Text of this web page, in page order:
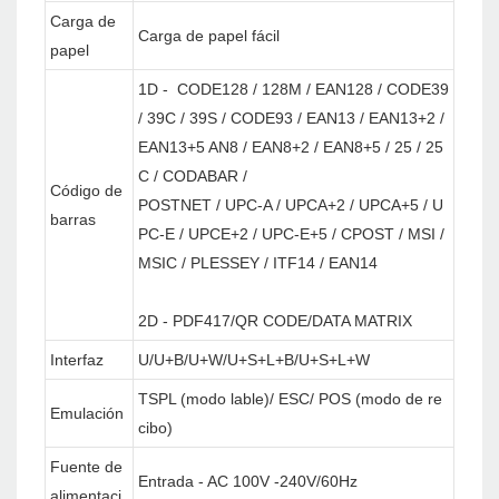
Carga de
papel
Carga de papel fácil
Código de
barras
1D - CODE128 / 128M / EAN128 / CODE39
/ 39C / 39S / CODE93 / EAN13 / EAN13+2 /
EAN13+5 AN8 / EAN8+2 / EAN8+5 / 25 / 25
C / CODABAR /
POSTNET / UPC-A / UPCA+2 / UPCA+5 / U
PC-E / UPCE+2 / UPC-E+5 / CPOST / MSI /
MSIC / PLESSEY / ITF14 / EAN14
2D - PDF417/QR CODE/DATA MATRIX
Interfaz U/U+B/U+W/U+S+L+B/U+S+L+W
Emulación
TSPL (modo lable)/ ESC/ POS (modo de re
cibo)
Fuente de
Entrada - AC 100V -240V/60Hz